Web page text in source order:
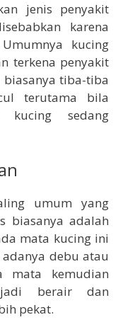
jenis penyakit
karena
kucing
terkena penyakit
tiba-tiba
terutama bila
kucing sedang
umum yang
biasanya adalah
mata kucing ini
debu atau
mata kemudian
berair dan
pekat.